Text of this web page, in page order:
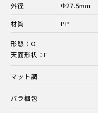
外径
Φ27.5mm
材質
PP
形態：O
天面形状：F
マット調
バラ梱包